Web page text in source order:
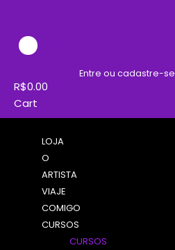
Instagram
Entre ou cadastre-se
R$0.00
Cart
LOJA
O
ARTISTA
VIAJE
COMIGO
CURSOS
CURSOS